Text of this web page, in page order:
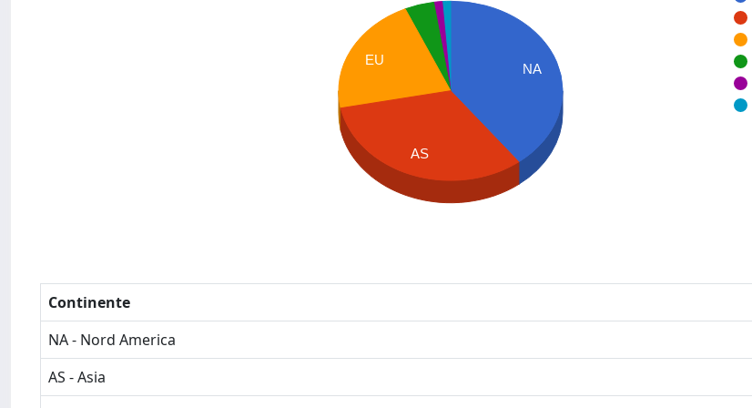
NA
EU
AS
Continente
NA - Nord America
AS - Asia